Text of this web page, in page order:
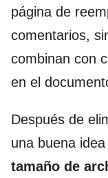
página de
comentarios,
combinan con
en el
Después de
una buena idea
tamaño de